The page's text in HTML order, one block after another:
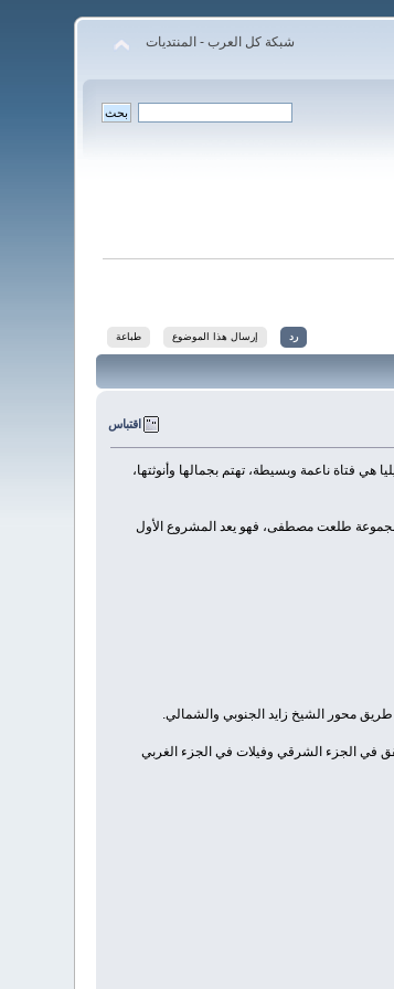
شبكة كل العرب - المنتديات
طباعة إرسال هذا الموضوع رد
اقتباس
فتاة ناعمة وبسيطة، تهتم بجمالها وأنوثتها،
طلعت مصطفى، فهو يعد المشروع الأول
طريق محور الشيخ زايد الجنوبي والشمالي.
في الجزء الشرقي وفيلات في الجزء الغربي